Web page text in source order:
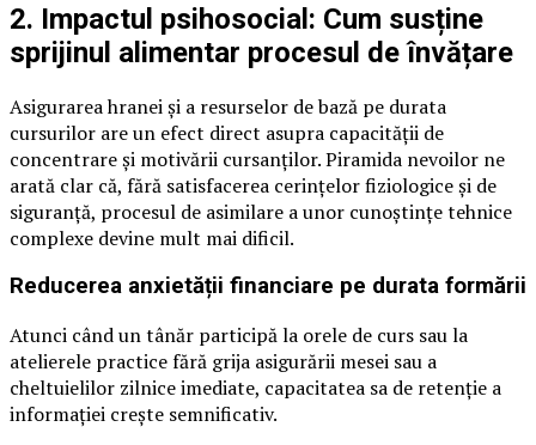
2. Impactul psihosocial: Cum susține
sprijinul alimentar procesul de învățare
Asigurarea hranei și a resurselor de bază pe durata
cursurilor are un efect direct asupra capacității de
concentrare și motivării cursanților. Piramida nevoilor ne
arată clar că, fără satisfacerea cerințelor fiziologice și de
siguranță, procesul de asimilare a unor cunoștințe tehnice
complexe devine mult mai dificil.
Reducerea anxietății financiare pe durata formării
Atunci când un tânăr participă la orele de curs sau la
atelierele practice fără grija asigurării mesei sau a
cheltuielilor zilnice imediate, capacitatea sa de retenție a
informației crește semnificativ.